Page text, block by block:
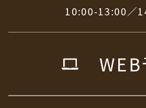
10:00-13:00／